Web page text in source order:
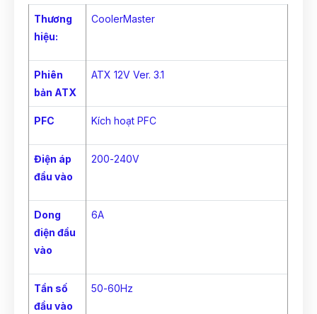
Thương
hiệu:
CoolerMaster
Phiên
bản ATX
ATX 12V Ver. 3.1
PFC Kích hoạt PFC
Điện áp
đầu vào
200-240V
Dong
điện đầu
vào
6A
Tần số
đầu vào
50-60Hz